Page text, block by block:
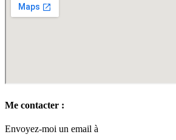
Me contacter :
Envoyez-moi un email à